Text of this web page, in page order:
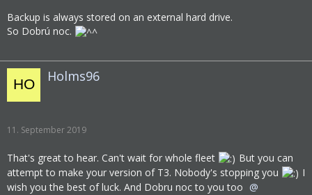
Backup is always stored on an external hard drive.
So Dobrú noc.
Holms96
11. September 2019
That's great to hear. Can't wait for whole fleet
But you can
attempt to make your version of T3. Nobody's stopping you
I
wish you the best of luck. And Dobru noc to you too